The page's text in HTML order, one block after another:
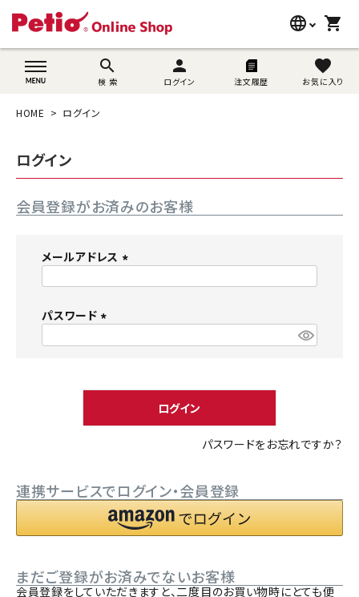
language
wovn-lang-name
shopping_cart
search
検 索
person
ログイン 注文履歴
favorite
お気に入り
search
うさぎ用品
ブランド別に探す
目的別に探す
SNS
ようこそ ゲスト 様
person 新規会員登録
HOME ログイン
ログイン
会員登録がお済みのお客様
メールアドレス
パスワード
)
ログイン
パスワードをお忘れですか？
連携サービスでログイン・会員登録
まだご登録がお済みでないお客様
会員登録をしていただきますと、二度目のお買い物時にとても便